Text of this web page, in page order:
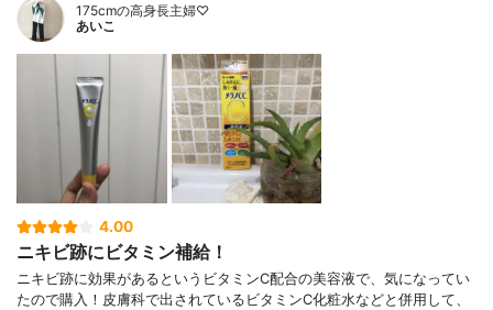
175cmの高身長主婦♡
あいこ
4.00
ニキビ跡にビタミン補給！
ニキビ跡に効果があるというビタミンC配合の美容液で、気になってい
たので購入！皮膚科で出されているビタミンC化粧水などと併用して、